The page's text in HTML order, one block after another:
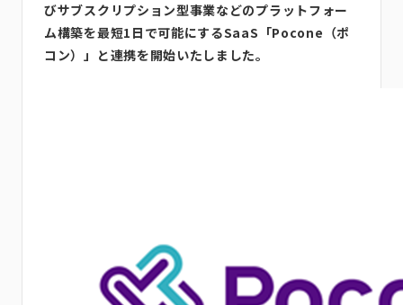
びサブスクリプション型事業などのプラットフォー
ム構築を最短1日で可能にするSaaS「Pocone（ポ
コン）」と連携を開始いたしました。